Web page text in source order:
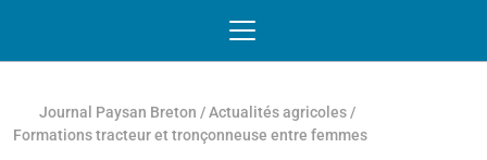
Journal Paysan Breton /Actualités agricoles /
Formations tracteur et tronçonneuse entre femmes